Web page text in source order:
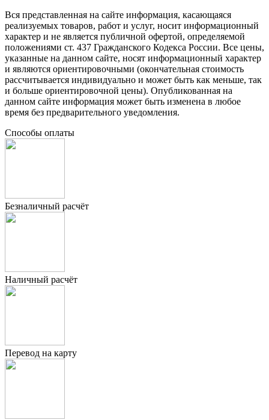
Вся представленная на сайте информация, касающаяся
реализуемых товаров, работ и услуг, носит информационный
характер и не является публичной офертой, определяемой
положениями ст. 437 Гражданского Кодекса России. Все цены,
указанные на данном сайте, носят информационный характер
и являются ориентировочными (окончательная стоимость
рассчитывается индивидуально и может быть как меньше, так
и больше ориентировочной цены). Опубликованная на
данном сайте информация может быть изменена в любое
время без предварительного уведомления.
Способы оплаты
Безналичный расчёт
Наличный расчёт
Перевод на карту